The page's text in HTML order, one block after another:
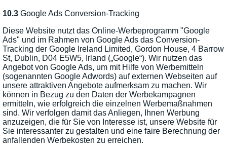
10.3 Google Ads Conversion-Tracking
Diese Website nutzt das Online-Werbeprogramm "Google
Ads" und im Rahmen von Google Ads das Conversion-
Tracking der Google Ireland Limited, Gordon House, 4 Barrow
St, Dublin, D04 E5W5, Irland („Google“). Wir nutzen das
Angebot von Google Ads, um mit Hilfe von Werbemitteln
(sogenannten Google Adwords) auf externen Webseiten auf
unsere attraktiven Angebote aufmerksam zu machen. Wir
können in Bezug zu den Daten der Werbekampagnen
ermitteln, wie erfolgreich die einzelnen Werbemaßnahmen
sind. Wir verfolgen damit das Anliegen, Ihnen Werbung
anzuzeigen, die für Sie von Interesse ist, unsere Website für
Sie interessanter zu gestalten und eine faire Berechnung der
anfallenden Werbekosten zu erreichen.